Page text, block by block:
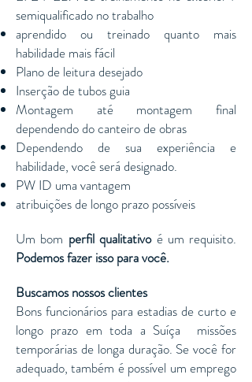
semiqualificado no trabalho
aprendido ou treinado quanto mais
habilidade mais fácil
Plano de leitura desejado
Inserção de tubos guia
Montagem até montagem final
dependendo do canteiro de obras
Dependendo de sua experiência e
habilidade, você será designado.
PW ID uma vantagem
atribuições de longo prazo possíveis
Um bom perfil qualitativo é um requisito.
Podemos fazer isso para você.
Buscamos nossos clientes
Bons funcionários para estadias de curto e
longo prazo em toda a Suíça
missões
temporárias de longa duração. Se você for
adequado, também é possível um emprego